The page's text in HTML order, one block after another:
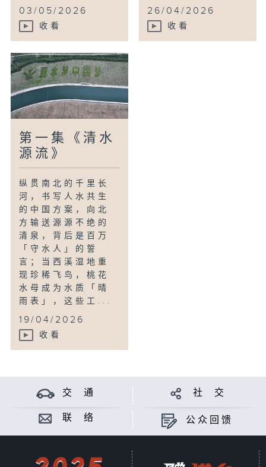
03/05/2026
收看
26/04/2026
收看
第一集《清水
源流》
纵贯南北的千里长
河，书写人水共生
的中国方案，向北
方输送源源不绝的
清泉，背后是百万
「守水人」的誓
言；当西溪湿地重
现珍稀飞鸟，桃花
水母成为水质「晴
雨表」，这些工...
19/04/2026
收看
交 通 社 交
联 络 公众回馈